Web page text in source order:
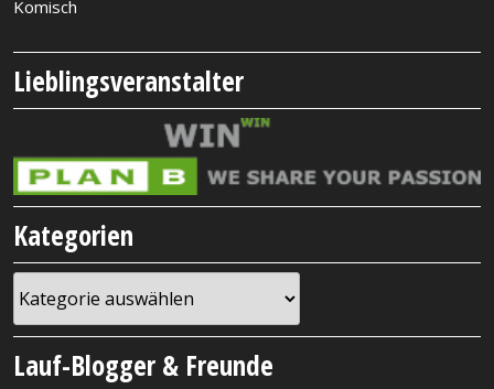
Komisch
Lieblingsveranstalter
Kategorien
Lauf-Blogger & Freunde